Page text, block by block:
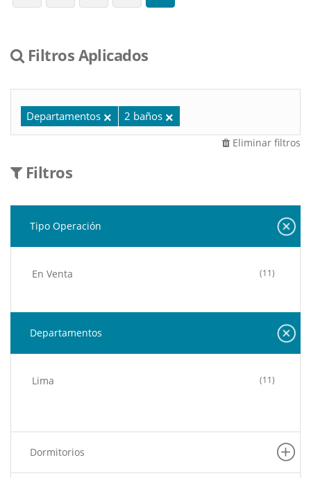
Filtros Aplicados
Departamentos 2 baños
Eliminar filtros
Filtros
Tipo Operación
En Venta (11)
Departamentos
Lima (11)
Dormitorios